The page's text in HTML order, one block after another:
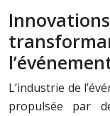
L’industrie de
propulsée par